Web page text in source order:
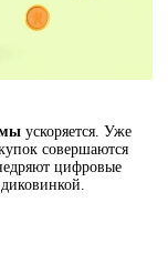
ускоряется. Уже
совершаются
цифровые